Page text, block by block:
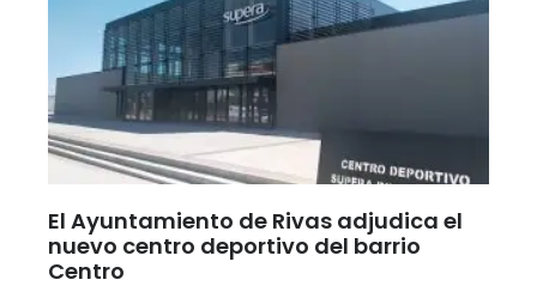
El Ayuntamiento de Rivas adjudica el
nuevo centro deportivo del barrio
Centro